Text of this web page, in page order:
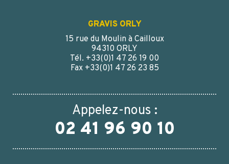
GRAVIS ORLY
15 rue du Moulin à Cailloux
94310 ORLY
Tél. +33(0)1 47 26 19 00
Fax +33(0)1 47 26 23 85
Appelez-nous :
02 41 96 90 10